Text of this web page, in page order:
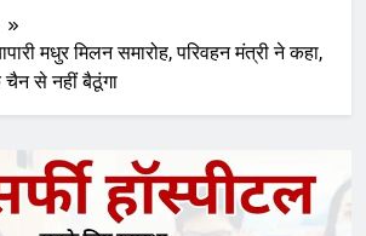
मधुर मिलन समारोह, परिवहन मंत्री ने कहा,
से नहीं बैठूंगा